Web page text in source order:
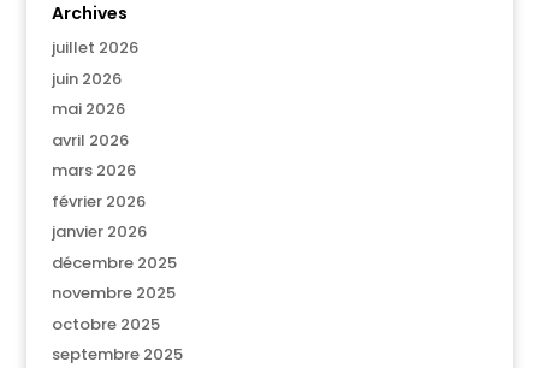
Archives
juillet 2026
juin 2026
mai 2026
avril 2026
mars 2026
février 2026
janvier 2026
décembre 2025
novembre 2025
octobre 2025
septembre 2025